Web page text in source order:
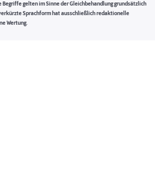
gelten im Sinne der Gleichbehandlung grundsätzlich
Sprachform hat ausschließlich redaktionelle
Wertung.